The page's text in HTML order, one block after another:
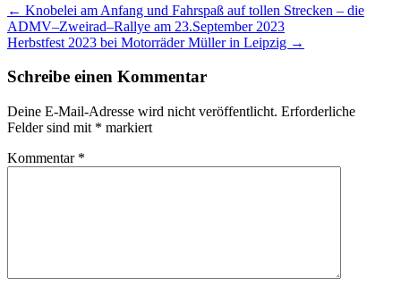
Post
navigation
← Knobelei am Anfang und Fahrspaß auf tollen Strecken – die
ADMV–Zweirad–Rallye am 23.September 2023
Herbstfest 2023 bei Motorräder Müller in Leipzig →
Schreibe einen Kommentar
Deine E-Mail-Adresse wird nicht veröffentlicht. Erforderliche
Felder sind mit * markiert
Kommentar *